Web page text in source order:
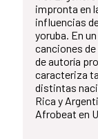
impronta en
influencias
yoruba. En
canciones de
de autoría
caracteriza
distintas
Rica y
Afrobeat en